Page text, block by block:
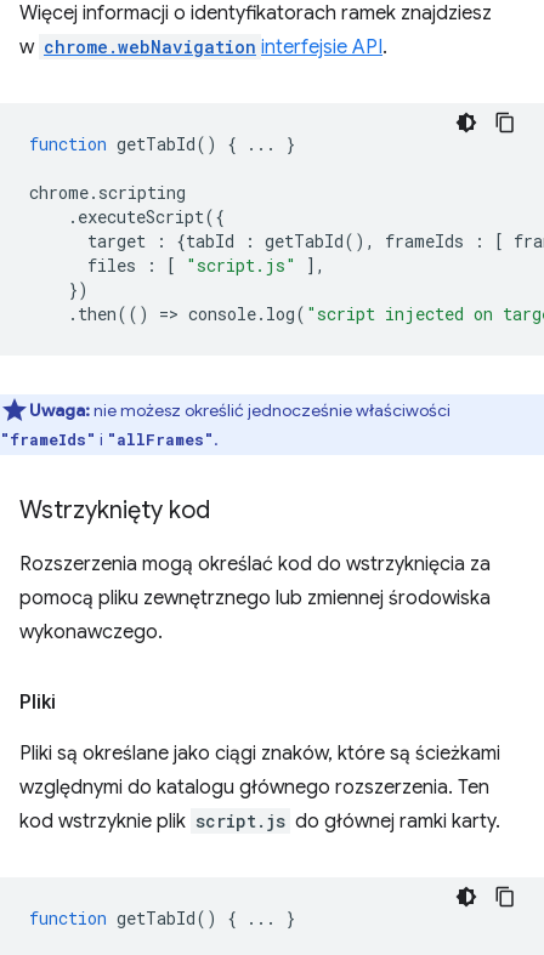
Więcej informacji o identyfikatorach ramek znajdziesz
w chrome.webNavigation interfejsie API.
function getTabId() { ... }
chrome. scripting
. executeScript({
target
: {tabId : getTabId(), frameIds : [
files
: [ "script.js"
],
})
. then(() => console. log( "script injected on
Uwaga:nie możesz określić jednocześnie właściwości
"frameIds" i "allFrames".
Wstrzyknięty kod
Rozszerzenia mogą określać kod do wstrzyknięcia za
pomocą pliku zewnętrznego lub zmiennej środowiska
wykonawczego.
Pliki
Pliki są określane jako ciągi znaków, które są ścieżkami
względnymi do katalogu głównego rozszerzenia. Ten
kod wstrzyknie plik script.js do głównej ramki karty.
function getTabId() { ... }